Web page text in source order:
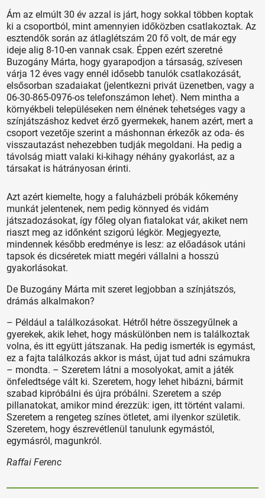
Ám az elmúlt 30 év azzal is járt, hogy sokkal többen koptak
ki a csoportból, mint amennyien időközben csatlakoztak. Az
esztendők során az átlaglétszám 20 fő volt, de már egy
ideje alig 8-10-en vannak csak. Éppen ezért szeretné
Buzogány Márta, hogy gyarapodjon a társaság, szívesen
várja 12 éves vagy ennél idősebb tanulók csatlakozását,
elsősorban szadaiakat (jelentkezni privát üzenetben, vagy a
06-30-865-0976-os telefonszámon lehet). Nem mintha a
környékbeli településeken nem élnének tehetséges vagy a
színjátszáshoz kedvet érző gyermekek, hanem azért, mert a
csoport vezetője szerint a máshonnan érkezők az oda- és
visszautazást nehezebben tudják megoldani. Ha pedig a
távolság miatt valaki ki-kihagy néhány gyakorlást, az a
társakat is hátrányosan érinti.
Azt azért kiemelte, hogy a faluházbeli próbák kőkemény
munkát jelentenek, nem pedig könnyed és vidám
játszadozásokat, így főleg olyan fiatalokat vár, akiket nem
riaszt meg az időnként szigorú légkör. Megjegyezte,
mindennek később eredménye is lesz: az előadások utáni
tapsok és dicséretek miatt megéri vállalni a hosszú
gyakorlásokat.
De Buzogány Márta mit szeret legjobban a színjátszós,
drámás alkalmakon?
– Például a találkozásokat. Hétről hétre összegyűlnek a
gyerekek, akik lehet, hogy máskülönben nem is találkoztak
volna, és itt együtt játszanak. Ha pedig ismerték is egymást,
ez a fajta találkozás akkor is mást, újat tud adni számukra
– mondta. – Szeretem látni a mosolyokat, amit a játék
önfeledtsége vált ki. Szeretem, hogy lehet hibázni, bármit
szabad kipróbálni és újra próbálni. Szeretem a szép
pillanatokat, amikor mind érezzük: igen, itt történt valami.
Szeretem a rengeteg színes ötletet, ami ilyenkor születik.
Szeretem, hogy észrevétlenül tanulunk egymástól,
egymásról, magunkról.
Raffai Ferenc